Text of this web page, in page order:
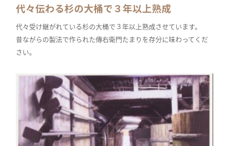
代々伝わる杉の大桶で３年以上熟成
代々受け継がれている杉の大桶で３年以上熟成させています。
昔ながらの製法で作られた傳右衛門たまりを存分に味わってくだ
さい。